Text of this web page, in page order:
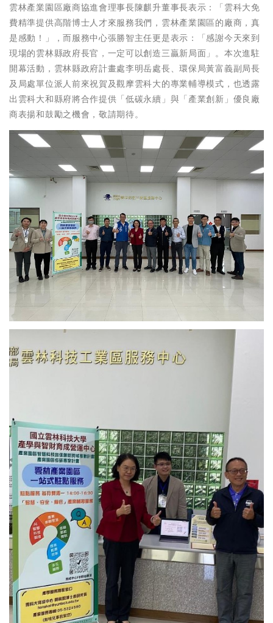
雲林產業園區廠商協進會理事長陳麒升董事長表示：「雲科大免
費精準提供高階博士人才來服務我們，雲林產業園區的廠商，真
是感動！」，而服務中心張勝智主任更是表示：「感謝今天來到
現場的雲林縣政府長官，一定可以創造三贏新局面」。本次進駐
開幕活動，雲林縣政府計畫處李明岳處長、環保局黃富義副局長
及局處單位派人前來祝賀及觀摩雲科大的專業輔導模式，也透露
出雲科大和縣府將合作提供「低碳永續」與「產業創新」優良廠
商表揚和鼓勵之機會，敬請期待。